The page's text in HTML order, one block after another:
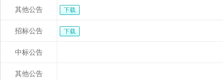
其他公告 下载
招标公告 下载
中标公告
其他公告